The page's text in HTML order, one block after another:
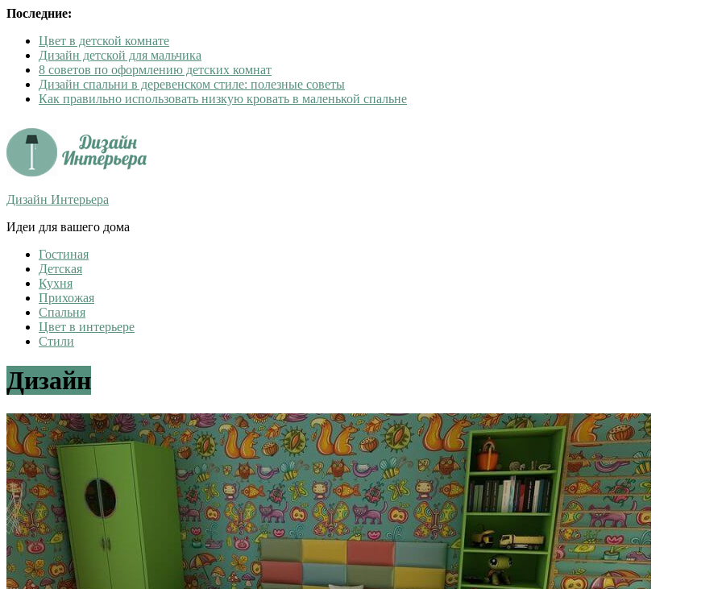
Последние:
Цвет в детской комнате
Дизайн детской для мальчика
8 советов по оформлению детских комнат
Дизайн спальни в деревенском стиле: полезные советы
Как правильно использовать низкую кровать в маленькой спальне
Дизайн Интерьера
Идеи для вашего дома
Гостиная
Детская
Кухня
Прихожая
Спальня
Цвет в интерьере
Стили
Дизайн